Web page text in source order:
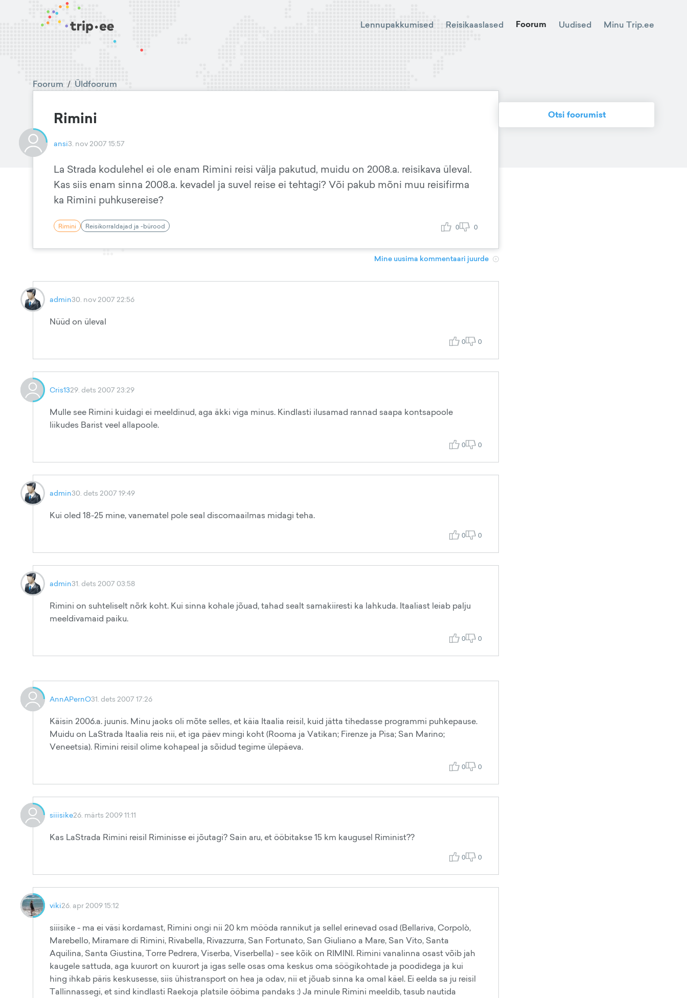
Lennupakkumised Reisikaaslased Foorum Uudised Minu Trip.ee
Foorum / Üldfoorum
Rimini
ansi3. nov 2007 15:57
La Strada kodulehel ei ole enam Rimini reisi välja pakutud, muidu on 2008.a. reisikava üleval.
Kas siis enam sinna 2008.a. kevadel ja suvel reise ei tehtagi? Või pakub mõni muu reisifirma
ka Rimini puhkusereise?
Rimini Reisikorraldajad ja -bürood 0 0
Mine uusima kommentaari juurde
admin30. nov 2007 22:56
Nüüd on üleval
0 0
Cris1329. dets 2007 23:29
Mulle see Rimini kuidagi ei meeldinud, aga äkki viga minus. Kindlasti ilusamad rannad saapa kontsapoole
liikudes Barist veel allapoole.
0 0
admin30. dets 2007 19:49
Kui oled 18-25 mine, vanematel pole seal discomaailmas midagi teha.
0 0
admin31. dets 2007 03:58
Rimini on suhteliselt nõrk koht. Kui sinna kohale jõuad, tahad sealt samakiiresti ka lahkuda. Itaaliast leiab palju
meeldivamaid paiku.
0 0
AnnAPernO31. dets 2007 17:26
Käisin 2006.a. juunis. Minu jaoks oli mõte selles, et käia Itaalia reisil, kuid jätta tihedasse programmi puhkepause.
Muidu on LaStrada Itaalia reis nii, et iga päev mingi koht (Rooma ja Vatikan; Firenze ja Pisa; San Marino;
Veneetsia). Rimini reisil olime kohapeal ja sõidud tegime ülepäeva.
0 0
siiisike26. märts 2009 11:11
Kas LaStrada Rimini reisil Riminisse ei jõutagi? Sain aru, et ööbitakse 15 km kaugusel Riminist??
0 0
viki26. apr 2009 15:12
siiisike - ma ei väsi kordamast, Rimini ongi nii 20 km mööda rannikut ja sellel erinevad osad (Bellariva, Corpolò,
Marebello, Miramare di Rimini, Rivabella, Rivazzurra, San Fortunato, San Giuliano a Mare, San Vito, Santa
Aquilina, Santa Giustina, Torre Pedrera, Viserba, Viserbella) - see kõik on RIMINI. Rimini vanalinna osast võib jah
kaugele sattuda, aga kuurort on kuurort ja igas selle osas oma keskus oma söögikohtade ja poodidega ja kui
hing ihkab päris keskusesse, siis ühistransport on hea ja odav, nii et jõuab sinna ka omal käel. Ei eelda sa ju reisil
Tallinnassegi, et sind kindlasti Raekoja platsile ööbima pandaks :) Ja minule Rimini meeldib, tasub nautida
Otsi foorumist